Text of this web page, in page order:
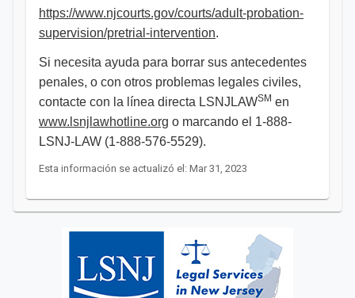
https://www.njcourts.gov/courts/adult-probation-
supervision/pretrial-intervention.
Si necesita ayuda para borrar sus antecedentes
penales, o con otros problemas legales civiles,
contacte con la línea directa LSNJLAWSM en
www.lsnjlawhotline.org o marcando el 1-888-
LSNJ-LAW (1-888-576-5529).
Esta información se actualizó el: Mar 31, 2023